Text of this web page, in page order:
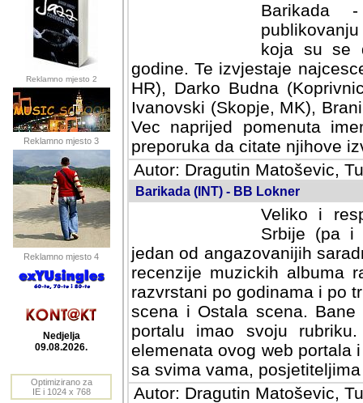
Reklamno mjesto 2
Reklamno mjesto 3
Reklamno mjesto 4
Nedjelja
09.08.2026.
Optimizirano za
IE i 1024 x 768
Barikada
koja su se
godine. Te izvjestaje
HR), Darko Budna
Ivanovski (Skopje, MK),
Vec naprijed pomenuta
preporuka da citate njihove
Autor: Dragutin Matoševic,
Barikada (INT) - BB Lokner
Veliko i
Srbije (pa i
jedan od angazovanijih
recenzije muzickih albuma
razvrstani po godinama i po
scena i Ostala scena.
portalu imao svoju
elemenata ovog web portala
sa svima vama,
Autor: Dragutin Matoševic,